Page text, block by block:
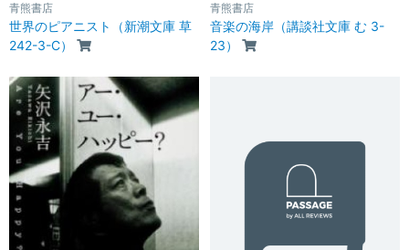
青熊書店
世界のピアニスト（新潮文庫 草
242-3-C）
青熊書店
音楽の海岸（講談社文庫 む 3-
23）